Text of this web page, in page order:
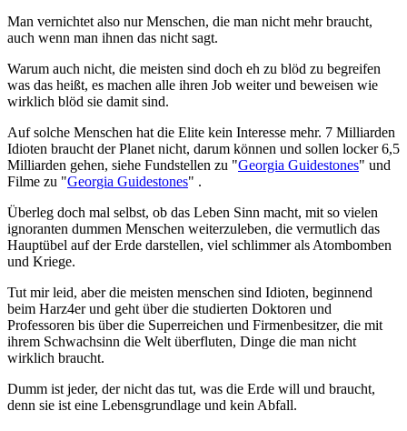
Man vernichtet also nur Menschen, die man nicht mehr braucht,
auch wenn man ihnen das nicht sagt.
Warum auch nicht, die meisten sind doch eh zu blöd zu begreifen
was das heißt, es machen alle ihren Job weiter und beweisen wie
wirklich blöd sie damit sind.
Auf solche Menschen hat die Elite kein Interesse mehr. 7 Milliarden
Idioten braucht der Planet nicht, darum können und sollen locker 6,5
Milliarden gehen, siehe Fundstellen zu "Georgia Guidestones" und
Filme zu "Georgia Guidestones" .
Überleg doch mal selbst, ob das Leben Sinn macht, mit so vielen
ignoranten dummen Menschen weiterzuleben, die vermutlich das
Hauptübel auf der Erde darstellen, viel schlimmer als Atombomben
und Kriege.
Tut mir leid, aber die meisten menschen sind Idioten, beginnend
beim Harz4er und geht über die studierten Doktoren und
Professoren bis über die Superreichen und Firmenbesitzer, die mit
ihrem Schwachsinn die Welt überfluten, Dinge die man nicht
wirklich braucht.
Dumm ist jeder, der nicht das tut, was die Erde will und braucht,
denn sie ist eine Lebensgrundlage und kein Abfall.